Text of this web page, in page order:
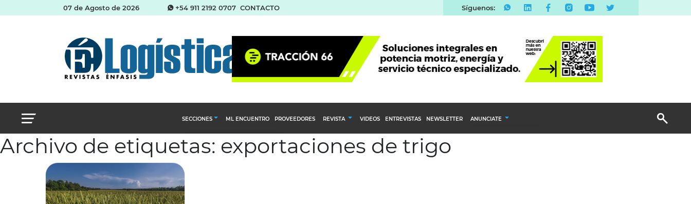
07 de Agosto de 2026 +54 911 2192 0707 CONTACTO Síguenos:
SECCIONES
Abastecimiento y compras
ML ENCUENTRO PROVEEDORES REVISTA
Calendario Editorial
Ediciones Anteriores
VIDEOS ENTREVISTAS NEWSLETTER ANUNCIATE
Archivo de etiquetas: exportaciones de trigo